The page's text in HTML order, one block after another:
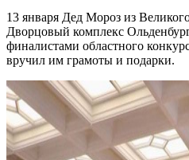
13 января Дед Мороз из
Дворцовый комплекс
финалистами областного
вручил им грамоты и подарки.